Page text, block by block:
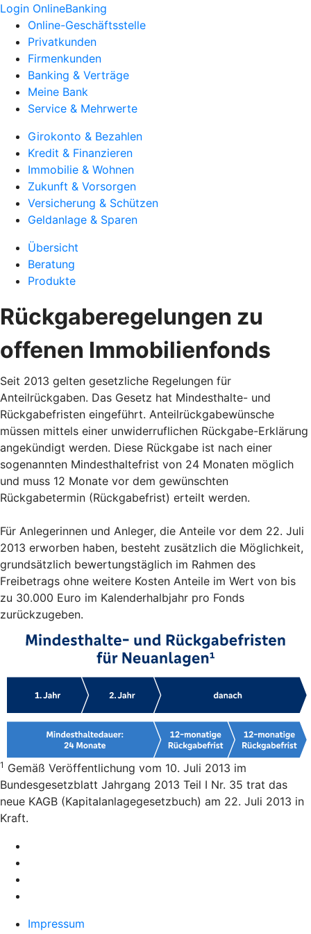
Login OnlineBanking
Online-Geschäftsstelle
Privatkunden
Firmenkunden
Banking & Verträge
Meine Bank
Service & Mehrwerte
Girokonto & Bezahlen
Kredit & Finanzieren
Immobilie & Wohnen
Zukunft & Vorsorgen
Versicherung & Schützen
Geldanlage & Sparen
Übersicht
Beratung
Produkte
Rückgaberegelungen zu
offenen Immobilienfonds
Seit 2013 gelten gesetzliche Regelungen für
Anteilrückgaben. Das Gesetz hat Mindesthalte- und
Rückgabefristen eingeführt. Anteilrückgabewünsche
müssen mittels einer unwiderruflichen Rückgabe-Erklärung
angekündigt werden. Diese Rückgabe ist nach einer
sogenannten Mindesthaltefrist von 24 Monaten möglich
und muss 12 Monate vor dem gewünschten
Rückgabetermin (Rückgabefrist) erteilt werden.
Für Anlegerinnen und Anleger, die Anteile vor dem 22. Juli
2013 erworben haben, besteht zusätzlich die Möglichkeit,
grundsätzlich bewertungstäglich im Rahmen des
Freibetrags ohne weitere Kosten Anteile im Wert von bis
zu 30.000 Euro im Kalenderhalbjahr pro Fonds
zurückzugeben.
1 Gemäß Veröffentlichung vom 10. Juli 2013 im
Bundesgesetzblatt Jahrgang 2013 Teil I Nr. 35 trat das
neue KAGB (Kapitalanlagegesetzbuch) am 22. Juli 2013 in
Kraft.
Impressum